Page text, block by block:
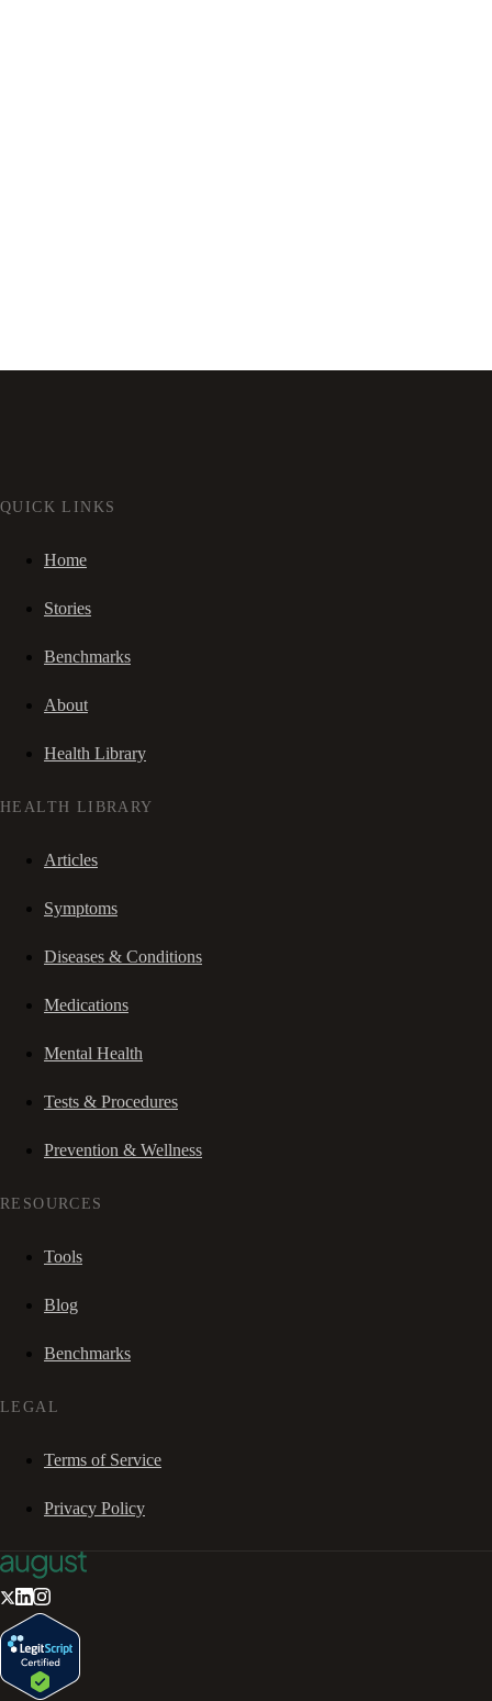
QUICK LINKS
Home
Stories
Benchmarks
About
Health Library
HEALTH LIBRARY
Articles
Symptoms
Diseases & Conditions
Medications
Mental Health
Tests & Procedures
Prevention & Wellness
RESOURCES
Tools
Blog
Benchmarks
LEGAL
Terms of Service
Privacy Policy